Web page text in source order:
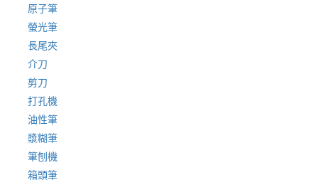
原子筆
螢光筆
長尾夾
介刀
剪刀
打孔機
油性筆
漿糊筆
筆刨機
箱頭筆